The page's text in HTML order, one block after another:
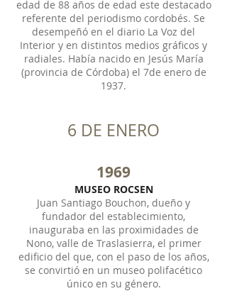
edad de 88 años de edad este destacado
referente del periodismo cordobés. Se
desempeñó en el diario La Voz del
Interior y en distintos medios gráficos y
radiales. Había nacido en Jesús María
(provincia de Córdoba) el 7de enero de
1937.
6 DE ENERO
1969
MUSEO ROCSEN
Juan Santiago Bouchon, dueño y
fundador del establecimiento,
inauguraba en las proximidades de
Nono, valle de Traslasierra, el primer
edificio del que, con el paso de los años,
se convirtió en un museo polifacético
único en su género.